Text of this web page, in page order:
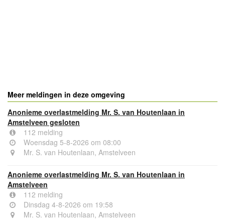
Meer meldingen in deze omgeving
Anonieme overlastmelding Mr. S. van Houtenlaan in
Amstelveen gesloten
112 melding
Woensdag 5-8-2026 om 08:00
Mr. S. van Houtenlaan, Amstelveen
Anonieme overlastmelding Mr. S. van Houtenlaan in
Amstelveen
112 melding
Dinsdag 4-8-2026 om 19:58
Mr. S. van Houtenlaan, Amstelveen